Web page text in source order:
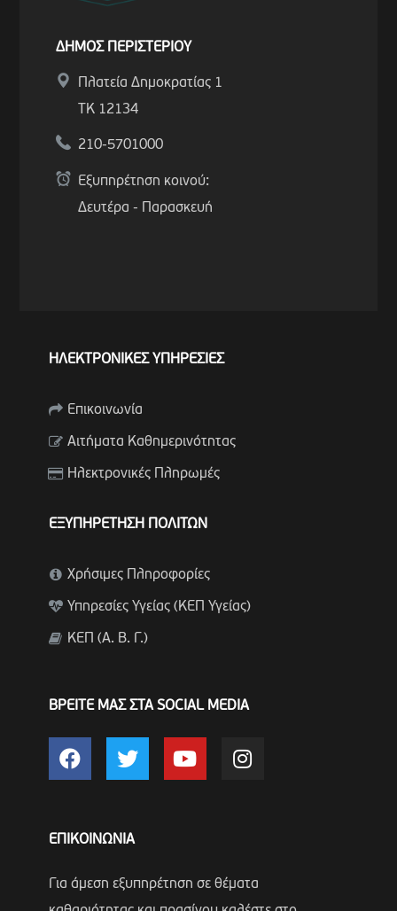
ΔΗΜΟΣ ΠΕΡΙΣΤΕΡΙΟΥ
Πλατεία Δημοκρατίας 1
ΤΚ 12134
210-5701000
Εξυπηρέτηση κοινού:
Δευτέρα - Παρασκευή
ΗΛΕΚΤΡΟΝΙΚΕΣ ΥΠΗΡΕΣΙΕΣ
Επικοινωνία
Αιτήματα Καθημερινότητας
Ηλεκτρονικές Πληρωμές
ΕΞΥΠΗΡΕΤΗΣΗ ΠΟΛΙΤΩΝ
Χρήσιμες Πληροφορίες
Υπηρεσίες Υγείας (ΚΕΠ Υγείας)
ΚΕΠ (Α. Β. Γ.)
ΒΡΕΙΤΕ ΜΑΣ ΣΤΑ SOCIAL MEDIA
ΕΠΙΚΟΙΝΩΝΙΑ
Για άμεση εξυπηρέτηση σε θέματα